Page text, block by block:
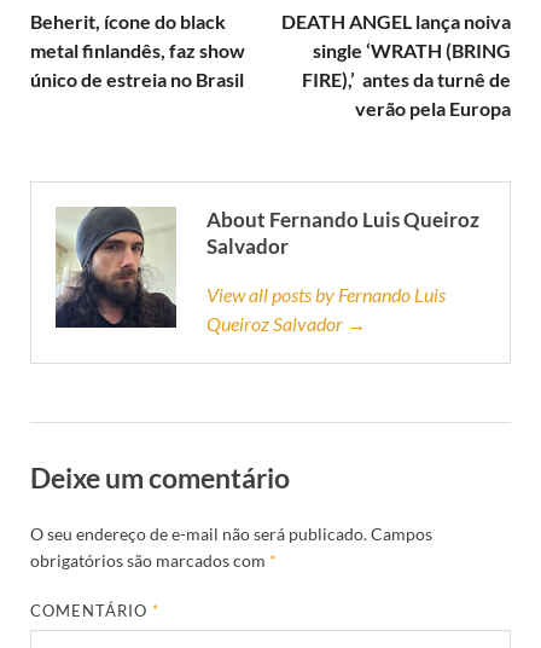
Beherit, ícone do black
metal finlandês, faz show
único de estreia no Brasil
DEATH ANGEL lança noiva
single ‘WRATH (BRING
FIRE),’ antes da turnê de
verão pela Europa
About Fernando Luis Queiroz
Salvador
View all posts by Fernando Luis
Queiroz Salvador →
Deixe um comentário
O seu endereço de e-mail não será publicado.Campos
obrigatórios são marcados com *
COMENTÁRIO*